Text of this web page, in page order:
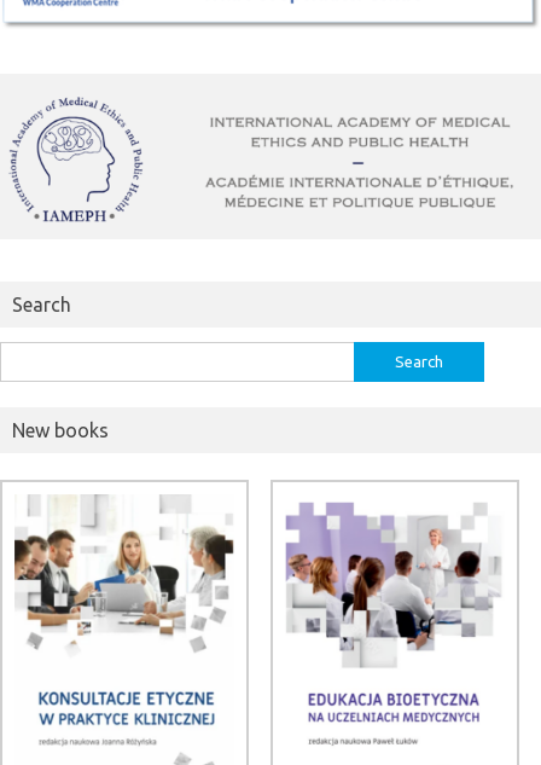
Search
for:
New books